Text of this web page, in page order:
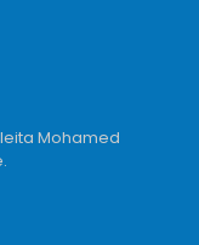
Mohamed